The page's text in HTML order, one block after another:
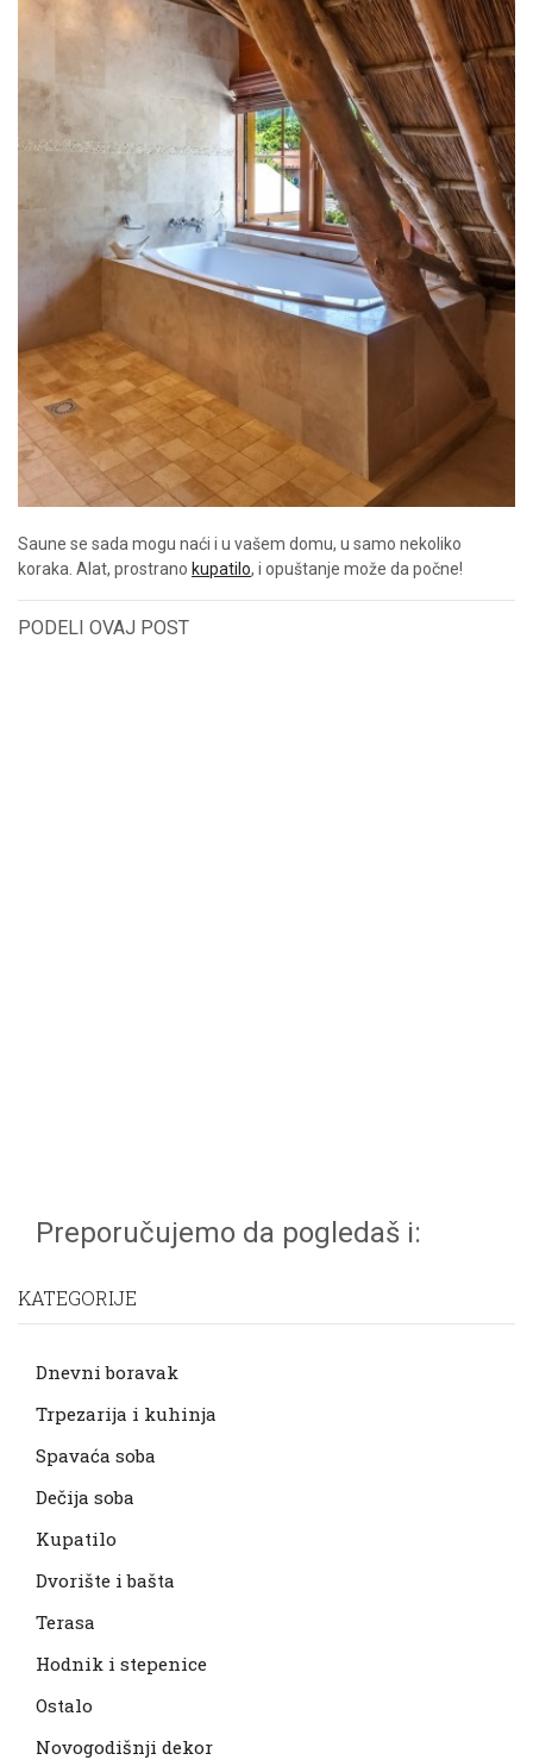
Saune se sada mogu naći i u vašem domu, u samo nekoliko
koraka. Alat, prostrano kupatilo, i opuštanje može da počne!
PODELI OVAJ POST
Preporučujemo da pogledaš i:
KATEGORIJE
Dnevni boravak
Trpezarija i kuhinja
Spavaća soba
Dečija soba
Kupatilo
Dvorište i bašta
Terasa
Hodnik i stepenice
Ostalo
Novogodišnji dekor